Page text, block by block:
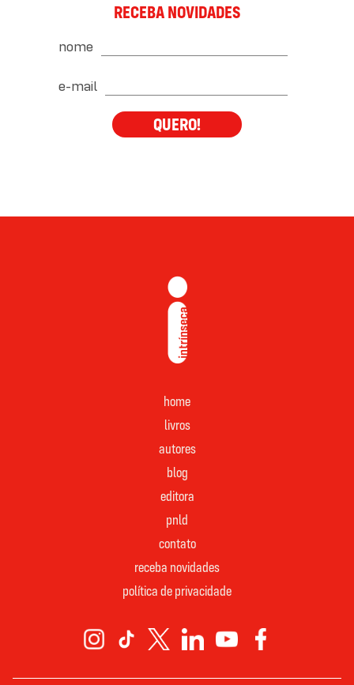
RECEBA NOVIDADES
nome
e-mail
QUERO!
home
livros
autores
blog
editora
pnld
contato
receba novidades
política de privacidade